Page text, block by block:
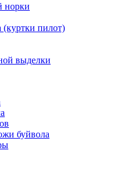
норки
(куртки пилот)
выделки
буйвола